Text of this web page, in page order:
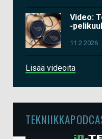
Video:
-
11.2.2026
Lisää videoita